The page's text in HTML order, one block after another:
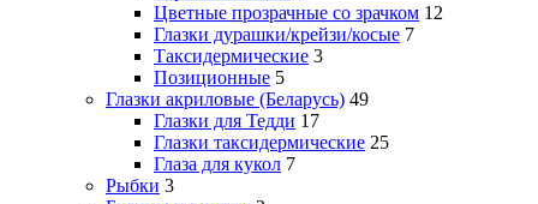
Цветные прозрачные со зрачком 12
Глазки дурашки/крейзи/косые 7
Таксидермические 3
Позиционные 5
Глазки акриловые (Беларусь) 49
Глазки для Тедди 17
Глазки таксидермические 25
Глаза для кукол 7
Рыбки 3